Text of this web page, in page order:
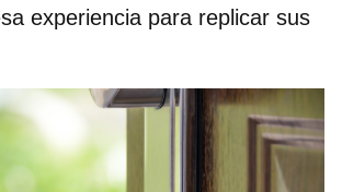
experiencia para replicar sus